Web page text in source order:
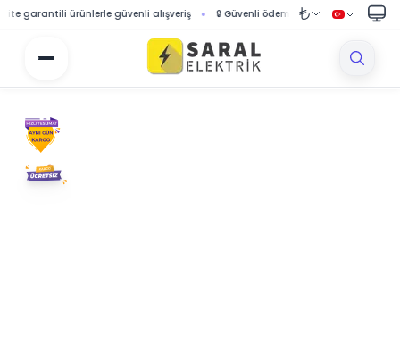
ürünlerle güvenli alışveriş 🔒 Güvenli ödeme sistemi ile korumalı alışveriş